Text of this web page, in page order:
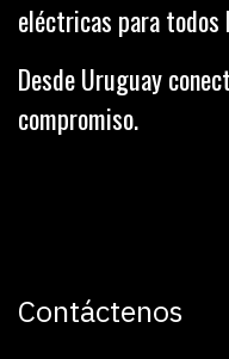
eléctricas para
Desde Uruguay
compromiso.
Contáctenos